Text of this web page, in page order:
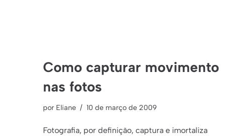
Como capturar movimento
nas fotos
por Eliane 10 de março de 2009
Fotografia, por definição, captura e imortaliza